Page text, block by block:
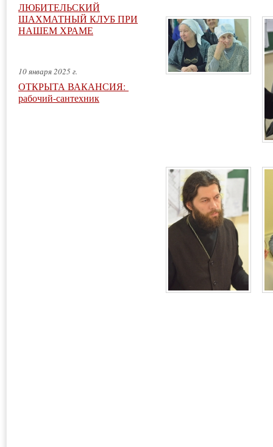
ЛЮБИТЕЛЬСКИЙ
ШАХМАТНЫЙ КЛУБ ПРИ
НАШЕМ ХРАМЕ
10 января 2025 г.
ОТКРЫТА ВАКАНСИЯ:
рабочий-сантехник